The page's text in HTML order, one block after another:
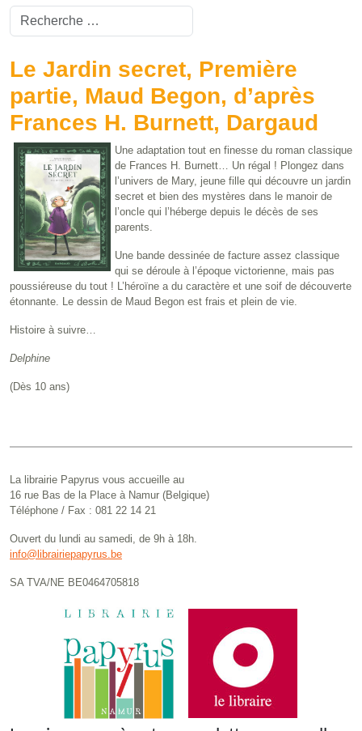
Valider
Le Jardin secret, Première
partie, Maud Begon, d’après
Frances H. Burnett, Dargaud
Une adaptation tout en finesse du roman classique
de Frances H. Burnett… Un régal ! Plongez dans
l’univers de Mary, jeune fille qui découvre un jardin
secret et bien des mystères dans le manoir de
l’oncle qui l’héberge depuis le décès de ses
parents.
Une bande dessinée de facture assez classique
qui se déroule à l’époque victorienne, mais pas
poussiéreuse du tout ! L’héroïne a du caractère et une soif de découverte
étonnante. Le dessin de Maud Begon est frais et plein de vie.
Histoire à suivre…
Delphine
(Dès 10 ans)
La librairie Papyrus vous accueille au
16 rue Bas de la Place à Namur (Belgique)
Téléphone / Fax : 081 22 14 21
Ouvert du lundi au samedi, de 9h à 18h.
info@librairiepapyrus.be
SA TVA/NE BE0464705818